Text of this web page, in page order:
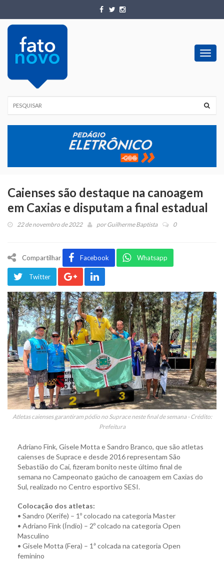
Caienses são destaque na canoagem
em Caxias e disputam a final estadual
22 de novembro de 2022 porGuilherme Baptista 0
Compartilhar Facebook Whatsapp
Twitter
Atletas caienses garantiram pódio no Suprace neste final de semana - Crédito:
Prefeitura
Adriano Fink, Gisele Motta e Sandro Branco, que são atletas
caienses de Suprace e desde 2016 representam São
Sebastião do Caí, fizeram bonito neste último final de
semana no Campeonato gaúcho de canoagem em Caxias do
Sul, realizado no Centro esportivo SESI.
Colocação dos atletas:
• Sandro (Xerife) – 1º colocado na categoria Master
• Adriano Fink (Índio) – 2º colcado na categoria Open
Masculino
• Gisele Motta (Fera) – 1ª colcada na categoria Open
feminino